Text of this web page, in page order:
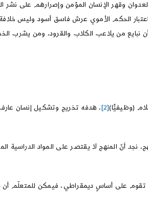
وقهر الإنسان المؤمن وإصرارهم على نشر
الحكم الأموي عرش فاسق أسود وليس
من يلاعب الكلاب والقرود، ومن يشرب
(وظيفيًّا)[2]
، هدفه تخريج وتشكيل إنسان
أنّ المنهج لا يقتصـر على المواد الدراسية
تقوم على أساسٍ ديمقراطي، فيمكن للمتعلّم أن